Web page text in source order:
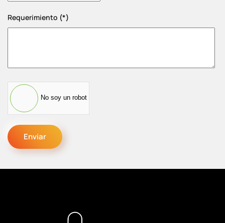
Requerimiento (*)
No soy un robot
Enviar